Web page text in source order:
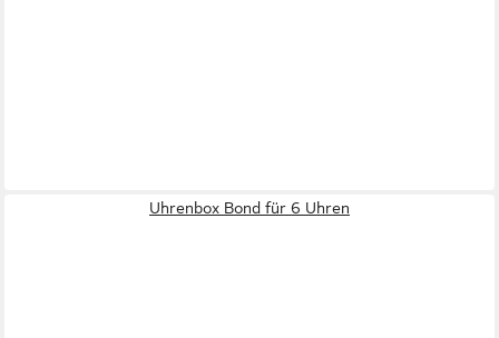
Uhrenbox Bond für 6 Uhren